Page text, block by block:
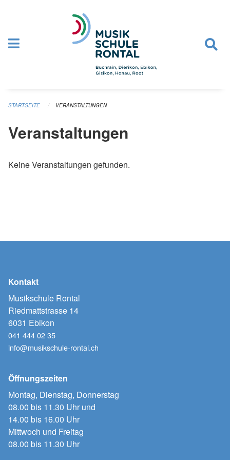
STARTSEITE VERANSTALTUNGEN
Veranstaltungen
Keine Veranstaltungen gefunden.
Kontakt
Musikschule Rontal
Riedmattstrasse 14
6031 Ebikon
041 444 02 35
info@musikschule-rontal.ch
Öffnungszeiten
Montag, Dienstag, Donnerstag
08.00 bis 11.30 Uhr und
14.00 bis 16.00 Uhr
Mittwoch und Freitag
08.00 bis 11.30 Uhr